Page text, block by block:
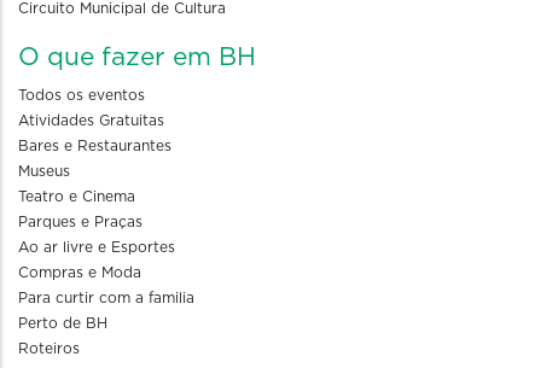
Circuito Municipal de Cultura
O que fazer em BH
Todos os eventos
Atividades Gratuitas
Bares e Restaurantes
Museus
Teatro e Cinema
Parques e Praças
Ao ar livre e Esportes
Compras e Moda
Para curtir com a familia
Perto de BH
Roteiros